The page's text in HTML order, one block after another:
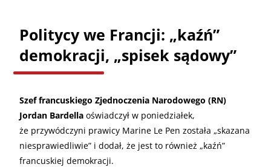
Politycy we Francji: „kaźń”
demokracji, „spisek sądowy”
Szef francuskiego Zjednoczenia Narodowego (RN)
Jordan Bardella oświadczył w poniedziałek,
że przywódczyni prawicy Marine Le Pen została „skazana
niesprawiedliwie” i dodał, że jest to również „kaźń”
francuskiej demokracji.